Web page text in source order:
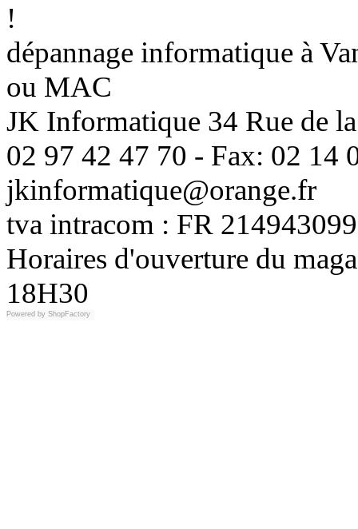
!
dépannage informatique à
ou MAC
JK Informatique 34 Rue de
02 97 42 47 70 - Fax: 02 14
jkinformatique@orange.fr
tva intracom : FR
Horaires d'ouverture du
18H30
Powered by ShopFactory